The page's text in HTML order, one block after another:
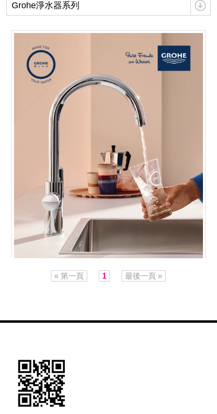
保固條款(請加我們的官方LINE填寫詳細資料)
就是現在!福利品專區開賣囉~
Grohe淨水器系列
GroheBlue淨水器
« 第一頁 1 最後一頁 »